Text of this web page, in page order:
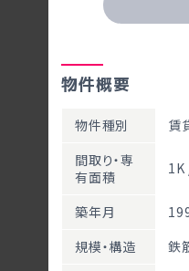
物件概要
物件種別
賃
間取り・専
有面積
築年月
規模・構造
鉄